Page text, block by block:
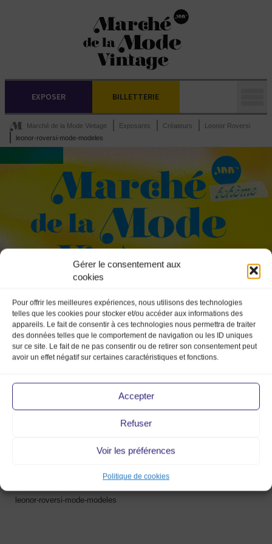
Gérer le consentement aux
cookies
Pour offrir les meilleures expériences, nous utilisons des technologies
telles que les cookies pour stocker et/ou accéder aux informations des
appareils. Le fait de consentir à ces technologies nous permettra de traiter
des données telles que le comportement de navigation ou les ID uniques
sur ce site. Le fait de ne pas consentir ou de retirer son consentement peut
avoir un effet négatif sur certaines caractéristiques et fonctions.
Accepter
Refuser
Voir les préférences
Politique de cookies
EXPOSER BILLETTERIE
Marché de la Mode Vintage Exposants Créateurs
Leonor Roversi
leonor-roversi-mode-modeles
leonor-roversi-mode-modeles
leonor-roversi-mode-modeles